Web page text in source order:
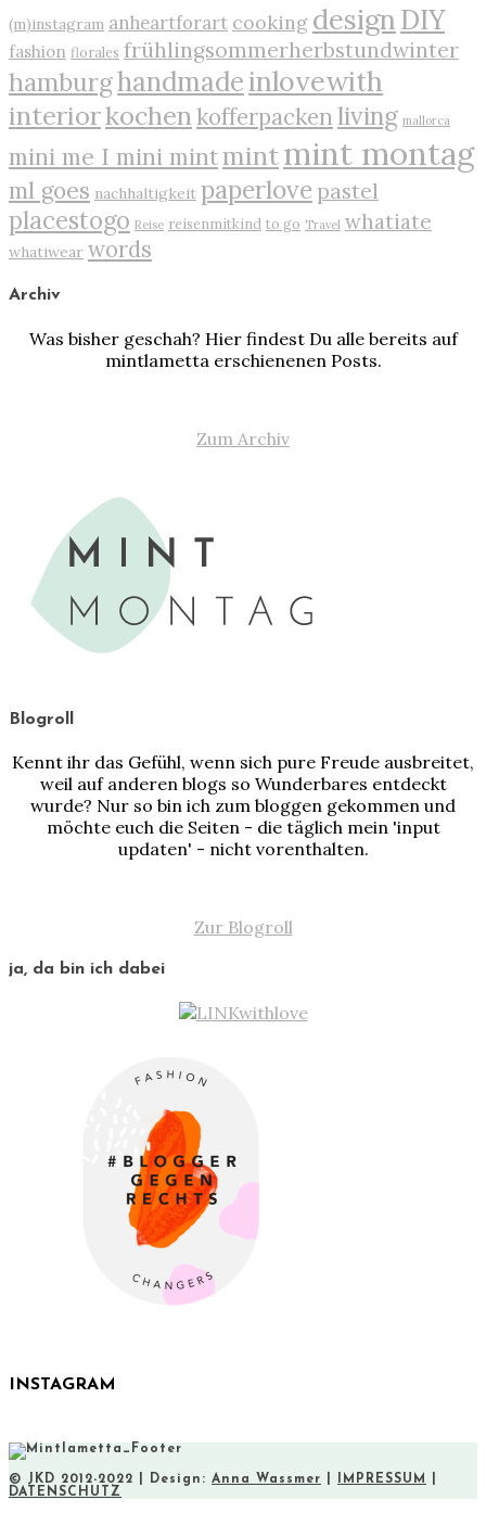
(m)instagram anheartforart cooking designDIY
fashion florales frühlingsommerherbstundwinter
hamburghandmadeinlovewith
interiorkochenkofferpackenliving mallorca
mini me I mini mintmintmint montag
ml goes nachhaltigkeit paperlove pastel
placestogo Reise reisenmitkind to go Travel whatiate
whatiwear words
Archiv
Was bisher geschah? Hier findest Du alle bereits auf
mintlametta erschienenen Posts.
Zum Archiv
Blogroll
Kennt ihr das Gefühl, wenn sich pure Freude ausbreitet,
weil auf anderen blogs so Wunderbares entdeckt
wurde? Nur so bin ich zum bloggen gekommen und
möchte euch die Seiten - die täglich mein 'input
updaten' - nicht vorenthalten.
Zur Blogroll
ja, da bin ich dabei
INSTAGRAM
© JKD 2012-2022 | Design: Anna Wassmer IMPRESSUM
DATENSCHUTZ